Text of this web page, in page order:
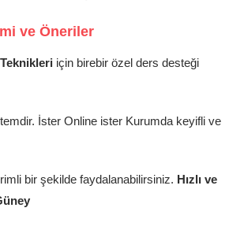
ve Öneriler
için birebir özel ders desteği
İster Online ister Kurumda keyifli ve
bir şekilde faydalanabilirsiniz. Hızlı ve